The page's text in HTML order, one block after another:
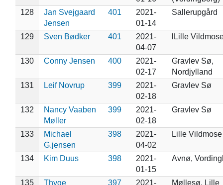
128
Jan Svejgaard
Jensen
401
2021-
01-14
Sallerupgård
129 Sven Bødker 401
2021-
04-07
lLille
130 Conny Jensen 400
2021-
02-17
Gravlev Sø,
Nordjylland
131
Leif Novrup 399
2021-
02-18
Gravlev Sø
132
Nancy Vaaben
Møller
399
2021-
02-18
Gravlev Sø
133
Michael
G.jensen
398
2021-
04-02
Lille Vildmose
134 Kim Duus 398
2021-
01-15
Avnø,
135
Thyge
397
2021-
Møllesø, Lille